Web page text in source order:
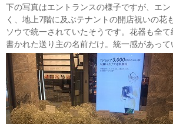
下の写真はエントランスの様子ですが、エ
く、地上7階に及ぶテナントの開店祝いの花
ソウで統一されていたそうです。花器も全
書かれた送り主の名前だけ。統一感があって